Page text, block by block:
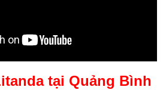
tại Quảng Bình